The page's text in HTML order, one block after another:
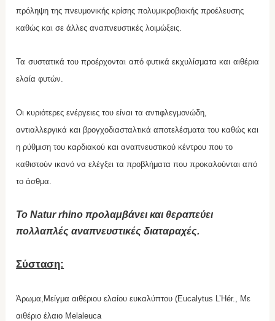
πρόληψη της πνευμονικής κρίσης πολυμικροβιακής προέλευσης
καθώς και σε άλλες αναπνευστικές λοιμώξεις.
Τα συστατικά του προέρχονται από φυτικά εκχυλίσματα και αιθέρια
ελαία φυτών.
Οι κυριότερες ενέργειες του είναι τα αντιφλεγμονώδη,
αντιαλλεργικά και βρογχοδιασταλτικά αποτελέσματα του καθώς και
η ρύθμιση του καρδιακού και αναπνευστικού κέντρου που το
καθιστούν ικανό να ελέγξει τα προβλήματα που προκαλούνται από
το άσθμα.
Το Natur rhino προλαμβάνει και θεραπεύει
πολλαπλές αναπνευστικές διαταραχές.
Σύσταση:
Άρωμα, Μείγμα αιθέριου ελαίου ευκαλύπτου (Eucalytus L’Hér., Με
αιθέριο έλαιο Melaleuca